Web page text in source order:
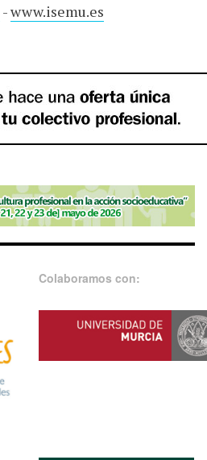
-www.isemu.es
Colaboramos con: